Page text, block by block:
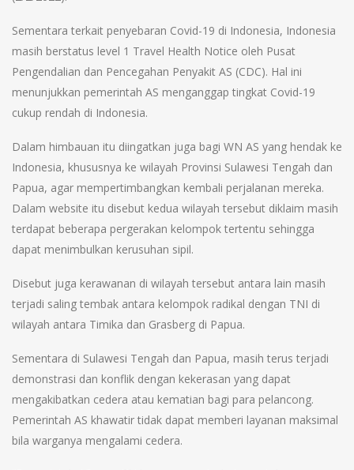
Sementara terkait penyebaran Covid-19 di Indonesia, Indonesia
masih berstatus level 1 Travel Health Notice oleh Pusat
Pengendalian dan Pencegahan Penyakit AS (CDC). Hal ini
menunjukkan pemerintah AS menganggap tingkat Covid-19
cukup rendah di Indonesia.
Dalam himbauan itu diingatkan juga bagi WN AS yang hendak ke
Indonesia, khususnya ke wilayah Provinsi Sulawesi Tengah dan
Papua, agar mempertimbangkan kembali perjalanan mereka.
Dalam website itu disebut kedua wilayah tersebut diklaim masih
terdapat beberapa pergerakan kelompok tertentu sehingga
dapat menimbulkan kerusuhan sipil.
Disebut juga kerawanan di wilayah tersebut antara lain masih
terjadi saling tembak antara kelompok radikal dengan TNI di
wilayah antara Timika dan Grasberg di Papua.
Sementara di Sulawesi Tengah dan Papua, masih terus terjadi
demonstrasi dan konflik dengan kekerasan yang dapat
mengakibatkan cedera atau kematian bagi para pelancong.
Pemerintah AS khawatir tidak dapat memberi layanan maksimal
bila warganya mengalami cedera.